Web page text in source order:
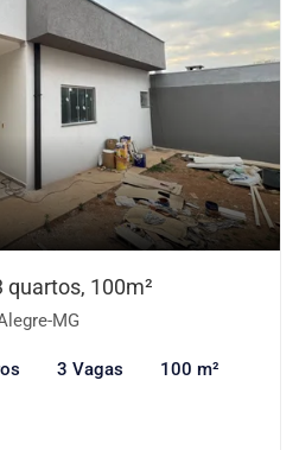
quartos, 100m²
MG
3 Vagas 100 m²